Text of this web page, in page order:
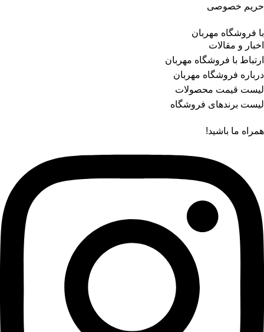
حریم خصوصی
با فروشگاه مهربان
اخبار و مقالات
ارتباط با فروشگاه مهربان
درباره فروشگاه مهربان
لیست قیمت محصولات
لیست برندهای فروشگاه
همراه ما باشید!